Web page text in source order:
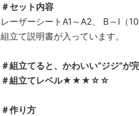
＃セット内容
レーザーシートA1～A2、 B～I（10
組立て説明書が入っています。
＃組立てると、かわいい“ジジ”が
＃組立てレベル★★★☆☆
＃作り方